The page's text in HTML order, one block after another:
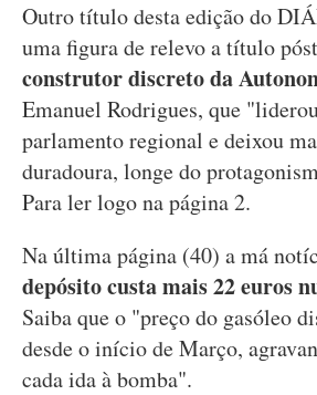
Outro título desta edição do
uma figura de relevo a título
construtor discreto da
Emanuel Rodrigues, que
parlamento regional e deixou
duradoura, longe do
Para ler logo na página 2.
Na última página (40) a má
depósito custa mais 22 euros
Saiba que o "preço do gasóleo
desde o início de Março,
cada ida à bomba".